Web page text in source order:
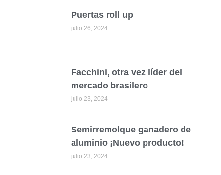
Puertas roll up
julio 26, 2024
Facchini, otra vez líder del
mercado brasilero
julio 23, 2024
Semirremolque ganadero de
aluminio ¡Nuevo producto!
julio 23, 2024